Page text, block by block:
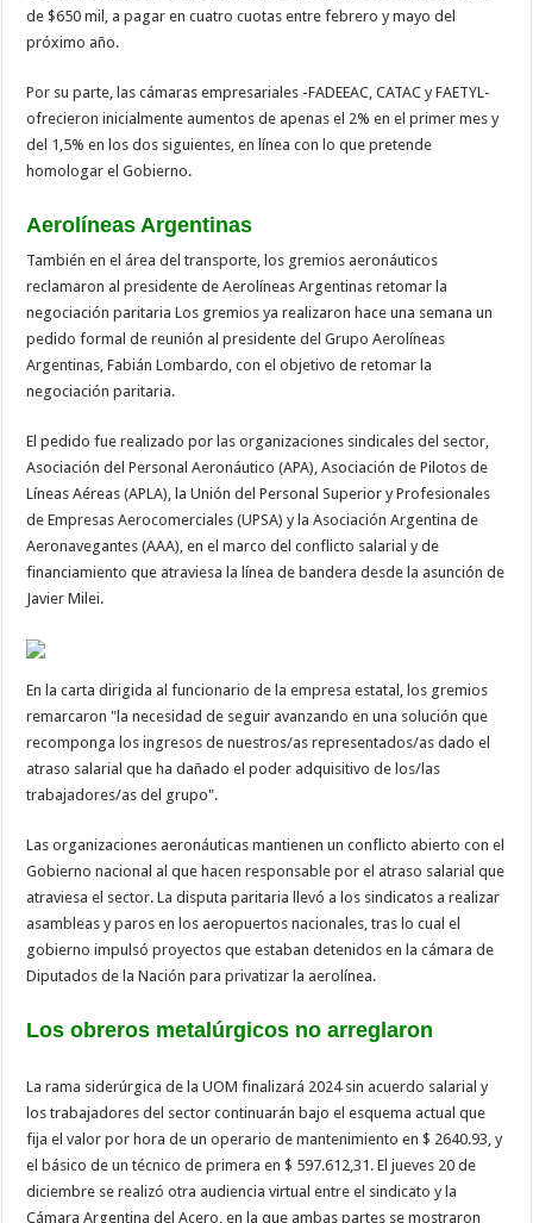
de $650 mil, a pagar en cuatro cuotas entre febrero y mayo del
próximo año.
Por su parte, las cámaras empresariales -FADEEAC, CATAC y FAETYL-
ofrecieron inicialmente aumentos de apenas el 2% en el primer mes y
del 1,5% en los dos siguientes, en línea con lo que pretende
homologar el Gobierno.
Aerolíneas Argentinas
También en el área del transporte, los gremios aeronáuticos
reclamaron al presidente de Aerolíneas Argentinas retomar la
negociación paritaria Los gremios ya realizaron hace una semana un
pedido formal de reunión al presidente del Grupo Aerolíneas
Argentinas, Fabián Lombardo, con el objetivo de retomar la
negociación paritaria.
El pedido fue realizado por las organizaciones sindicales del sector,
Asociación del Personal Aeronáutico (APA), Asociación de Pilotos de
Líneas Aéreas (APLA), la Unión del Personal Superior y Profesionales
de Empresas Aerocomerciales (UPSA) y la Asociación Argentina de
Aeronavegantes (AAA), en el marco del conflicto salarial y de
financiamiento que atraviesa la línea de bandera desde la asunción de
Javier Milei.
En la carta dirigida al funcionario de la empresa estatal, los gremios
remarcaron "la necesidad de seguir avanzando en una solución que
recomponga los ingresos de nuestros/as representados/as dado el
atraso salarial que ha dañado el poder adquisitivo de los/las
trabajadores/as del grupo".
Las organizaciones aeronáuticas mantienen un conflicto abierto con el
Gobierno nacional al que hacen responsable por el atraso salarial que
atraviesa el sector. La disputa paritaria llevó a los sindicatos a realizar
asambleas y paros en los aeropuertos nacionales, tras lo cual el
gobierno impulsó proyectos que estaban detenidos en la cámara de
Diputados de la Nación para privatizar la aerolínea.
Los obreros metalúrgicos no arreglaron
La rama siderúrgica de la UOM finalizará 2024 sin acuerdo salarial y
los trabajadores del sector continuarán bajo el esquema actual que
fija el valor por hora de un operario de mantenimiento en $ 2640.93, y
el básico de un técnico de primera en $ 597.612,31. El jueves 20 de
diciembre se realizó otra audiencia virtual entre el sindicato y la
Cámara Argentina del Acero, en la que ambas partes se mostraron